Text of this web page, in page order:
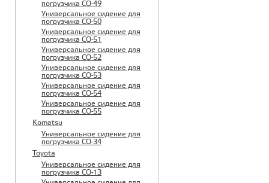
погрузчика CO-49
Универсальное сидение для
погрузчика CO-50
Универсальное сидение для
погрузчика CO-51
Универсальное сидение для
погрузчика CO-52
Универсальное сидение для
погрузчика CO-53
Универсальное сидение для
погрузчика CO-54
Универсальное сидение для
погрузчика CO-55
Komatsu
Универсальное сидение для
погрузчика CO-34
Toyota
Универсальное сидение для
погрузчика CO-13